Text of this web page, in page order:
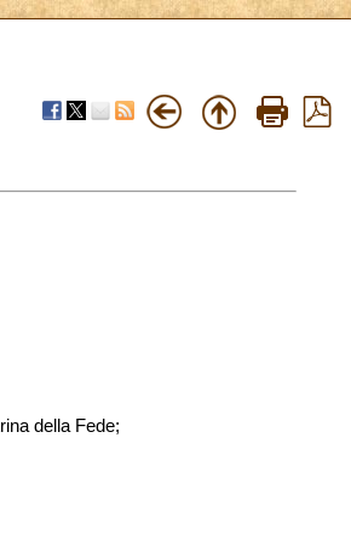
della Fede;